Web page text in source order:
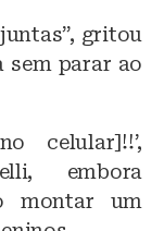
gritou
sem parar ao
celular]!!’,
embora
montar um